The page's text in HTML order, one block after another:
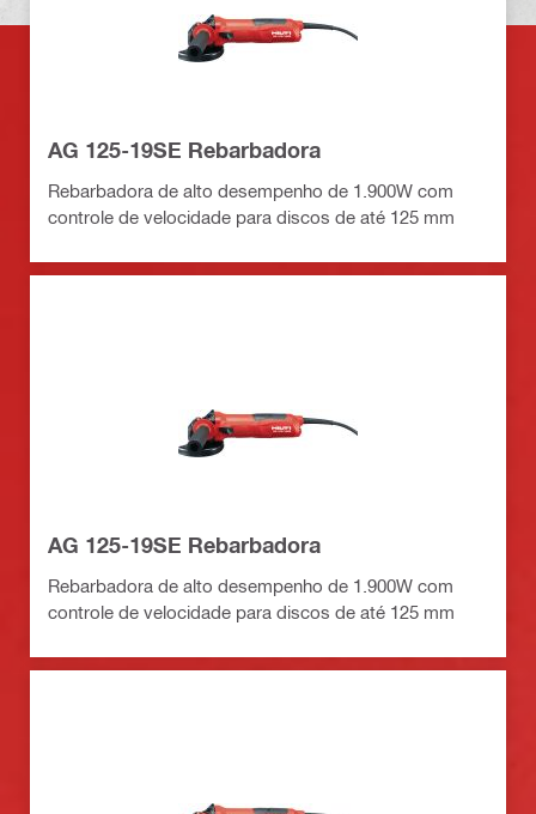
AG 125-19SE Rebarbadora
Rebarbadora de alto desempenho de 1.900W com
controle de velocidade para discos de até 125 mm
AG 125-19SE Rebarbadora
Rebarbadora de alto desempenho de 1.900W com
controle de velocidade para discos de até 125 mm